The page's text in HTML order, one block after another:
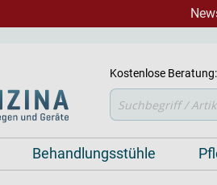
Kostenlose
Suche
Behandlungsstühle